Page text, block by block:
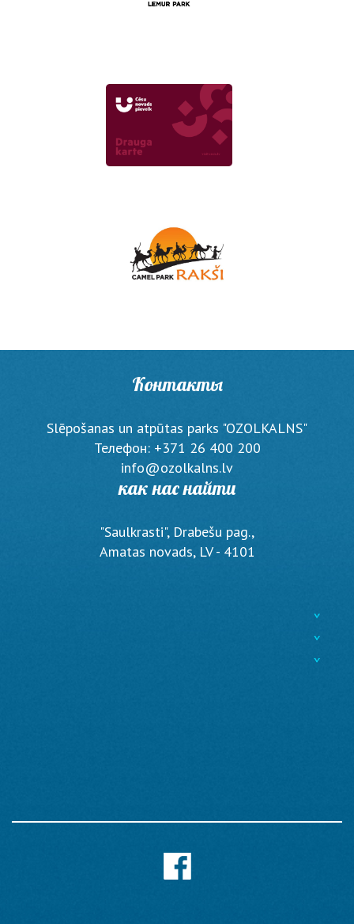
Контакты
Slēpošanas un atpūtas parks "OZOLKALNS"
Телефон: +371 26 400 200
info@ozolkalns.lv
как нас найти
"Saulkrasti", Drabešu pag.,
Amatas novads, LV - 4101
^
^
^